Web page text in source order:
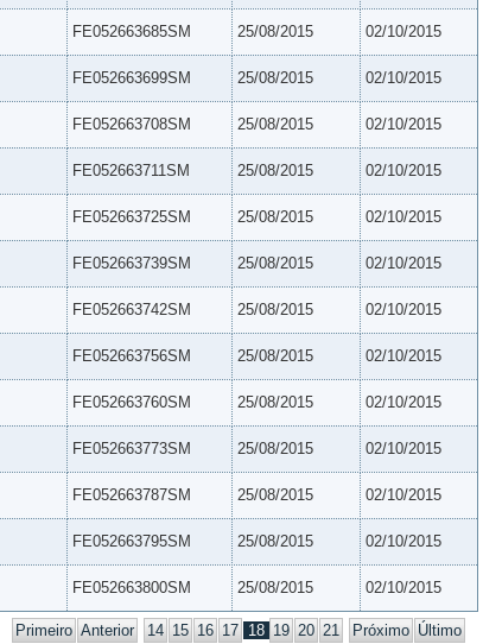
FE052663685SM 25/08/2015 02/10/2015
FE052663699SM 25/08/2015 02/10/2015
FE052663708SM 25/08/2015 02/10/2015
FE052663711SM 25/08/2015 02/10/2015
FE052663725SM 25/08/2015 02/10/2015
FE052663739SM 25/08/2015 02/10/2015
FE052663742SM 25/08/2015 02/10/2015
FE052663756SM 25/08/2015 02/10/2015
FE052663760SM 25/08/2015 02/10/2015
FE052663773SM 25/08/2015 02/10/2015
FE052663787SM 25/08/2015 02/10/2015
FE052663795SM 25/08/2015 02/10/2015
FE052663800SM 25/08/2015 02/10/2015
Primeiro Anterior 14 15 16 17 18 19 20 21 Próximo Último